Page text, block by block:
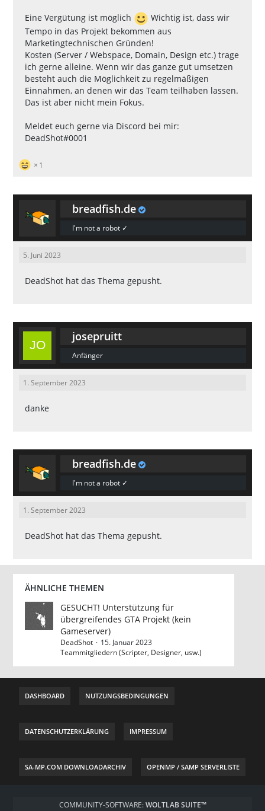
Eine Vergütung ist möglich
Wichtig ist, dass wir
Tempo in das Projekt bekommen aus
Marketingtechnischen Gründen!
Kosten (Server / Webspace, Domain, Design etc.) trage
ich gerne alleine. Wenn wir das ganze gut umsetzen
besteht auch die Möglichkeit zu regelmäßigen
Einnahmen, an denen wir das Team teilhaben lassen.
Das ist aber nicht mein Fokus.
Meldet euch gerne via Discord bei mir:
DeadShot#0001
1
breadfish.de
I'm not a robot ✓
5. Juni 2023
DeadShot hat das Thema gepusht.
josepruitt
Anfänger
1. September 2023
danke
breadfish.de
I'm not a robot ✓
1. September 2023
DeadShot hat das Thema gepusht.
ÄHNLICHE THEMEN
GESUCHT! Unterstützung für
übergreifendes GTA Projekt (kein
Gameserver)
DeadShot
15. Januar 2023
Teammitgliedern (Scripter, Designer, usw.)
DASHBOARD NUTZUNGSBEDINGUNGEN
DATENSCHUTZERKLÄRUNG IMPRESSUM
SA-MP.COM DOWNLOADARCHIV OPENMP / SAMP SERVERLISTE
COMMUNITY-SOFTWARE:WOLTLAB SUITE™